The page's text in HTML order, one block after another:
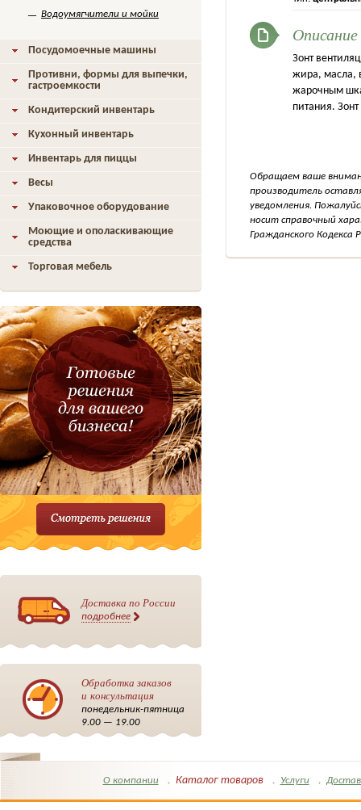
Описание
Зонт
жира, масла,
жарочным
питания.
Обращаем ваше
производитель
уведомления.
носит справочный
Гражданского Кодекса
Водоумягчители и мойки
Посудомоечные машины
Противни, формы для выпечки,
гастроемкости
Кондитерский инвентарь
Кухонный инвентарь
Инвентарь для пиццы
Весы
Упаковочное оборудование
Моющие и ополаскивающие
средства
Торговая мебель
Доставка по России
подробнее
Обработка заказов
и консультация
понедельник-пятница
9.00 — 19.00
О компании Каталог товаров Услуги